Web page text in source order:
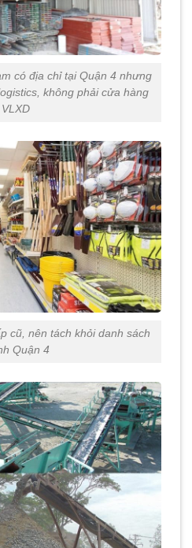
có địa chỉ tại Quận 4 nhưng
không phải cửa hàng
VLXD
cũ, nên tách khỏi danh sách
Quận 4